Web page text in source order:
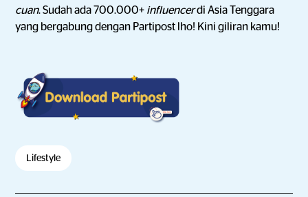
cuan. Sudah ada 700.000+ influencerdi Asia Tenggara
yang bergabung dengan Partipost lho! Kini giliran kamu!
Lifestyle